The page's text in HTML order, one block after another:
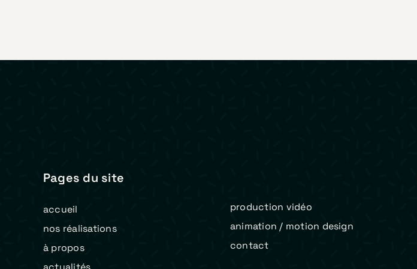
Pages du site
accueil
nos réalisations
à propos
production vidéo
animation / motion design
contact